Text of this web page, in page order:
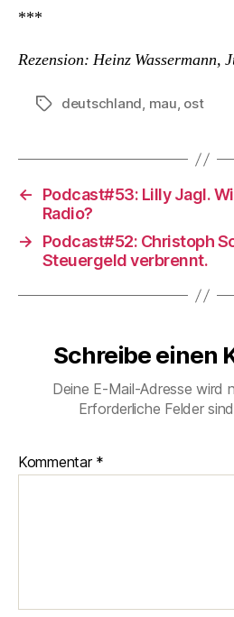
***
Rezension: Heinz Wassermann,
Schlagwörter
deutschland, mau, ost
←
Podcast#53: Lilly Jagl.
Radio?
→
Podcast#52: Christoph
Steuergeld verbrennt.
Schreibe einen
Deine E-Mail-Adresse wird
Erforderliche Felder
Kommentar *